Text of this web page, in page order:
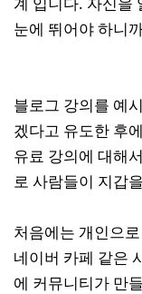
눈에 뛰어야 하니
블로그 강의를 예
겠다고 유도한 후
유료 강의에 대해
로 사람들이 지갑
처음에는 개인으
네이버 카페 같은
에 커뮤니티가 만